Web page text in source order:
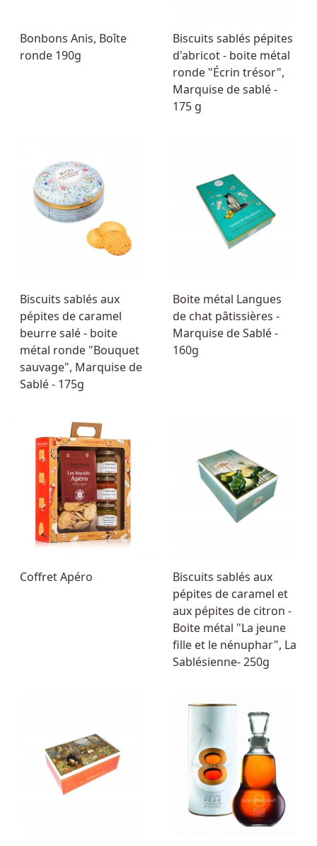
Bonbons Anis, Boîte
ronde 190g
Biscuits sablés pépites
d'abricot - boite métal
ronde "Écrin trésor",
Marquise de sablé -
175 g
Biscuits sablés aux
pépites de caramel
beurre salé - boite
métal ronde "Bouquet
sauvage", Marquise de
Sablé - 175g
Boite métal Langues
de chat pâtissières -
Marquise de Sablé -
160g
Coffret Apéro
Biscuits sablés aux
pépites de caramel et
aux pépites de citron -
Boite métal "La jeune
fille et le nénuphar", La
Sablésienne- 250g